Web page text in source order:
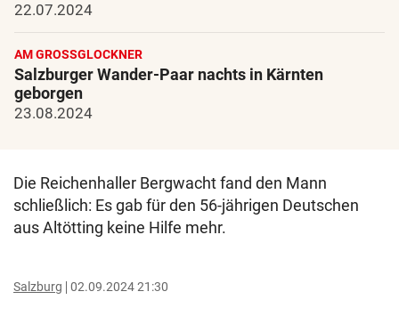
22.07.2024
AM GROSSGLOCKNER
Salzburger Wander-Paar nachts in Kärnten
geborgen
23.08.2024
Die Reichenhaller Bergwacht fand den Mann
schließlich: Es gab für den 56-jährigen Deutschen
aus Altötting keine Hilfe mehr.
Salzburg 02.09.2024 21:30